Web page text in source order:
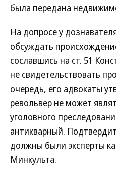
была передана
На допросе у
обсуждать
сославшись на ст. 51
не свидетельствовать
очередь, его адвокаты
револьвер не может
уголовного
антикварный.
должны были эксперты
Минкульта.